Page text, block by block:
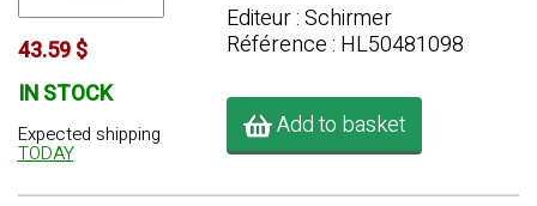
43.59 $
IN STOCK
Expected shipping
TODAY
Editeur : Schirmer
Référence : HL50481098
Add to basket